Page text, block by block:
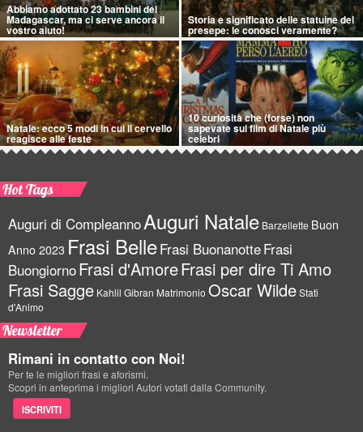
Abbiamo adottato 23 bambini del
Madagascar, ma ci serve ancora il
vostro aiuto!
Storia e significato delle statuine del
presepe: le conosci veramente?
Natale: ecco 5 modi in cui il cervello
reagisce alle feste
10 curiosità che (forse) non
sapevate sui film di Natale più
celebri
Hot Tags
Auguri di CompleannoAuguri Natale Barzellette Buon
Anno 2023 Frasi BelleFrasi BuonanotteFrasi
BuongiornoFrasi d'AmoreFrasi per dire Ti Amo
Frasi Sagge Kahlil Gibran Matrimonio Oscar WildeStati
d'Animo
Newsletter
Rimani in contatto con Noi!
Per te le migliori frasi e aforismi.
Scopri in anteprima i migliori Autori votati dalla Community.
ISCRIVITI